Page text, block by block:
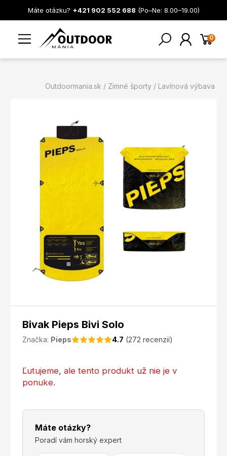
Máte otázku? +421 902 552 688 (Po–Ne: 8.00–19.00)
0
Outdoormania.sk Zimné športy Lavínová výbava
Bivak Pieps Bivi Solo
Značka: Pieps 4.7 (272 recenzií)
Ľutujeme, ale tento produkt už nie je v
ponuke.
Máte otázky?
Poradí vám horský expert